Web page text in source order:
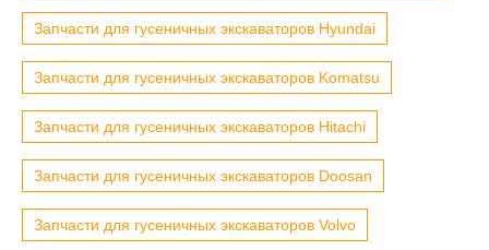
Запчасти для гусеничных экскаваторов Hyundai
Запчасти для гусеничных экскаваторов Komatsu
Запчасти для гусеничных экскаваторов Hitachi
Запчасти для гусеничных экскаваторов Doosan
Запчасти для гусеничных экскаваторов Volvo